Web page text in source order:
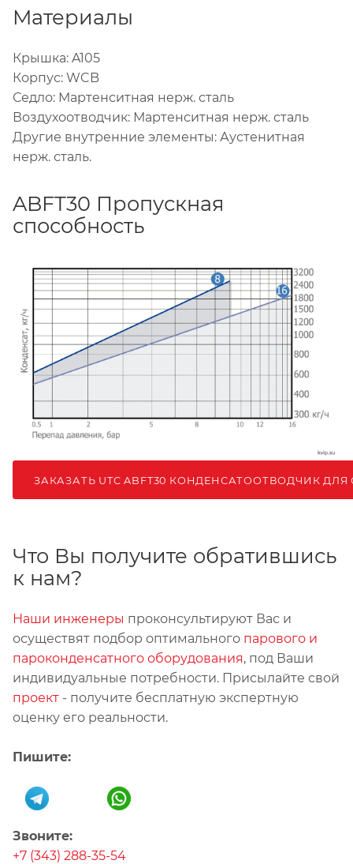
Mатериалы
Крышка: A105
Корпус: WCB
Седло: Maртенситная нерж. сталь
Воздухоотводчик: Мартенситная нерж. сталь
Другие внутренние элементы: Аустенитная
нерж. сталь.
ABFT30 Пропускная
способность
ЗАКАЗАТЬ UTC ABFT30 КОНДЕНСАТООТВОДЧИК
Что Вы получите обратившись
к нам?
Наши инженеры проконсультируют Вас и
осуществят подбор оптимального парового и
пароконденсатного оборудования, под Ваши
индивидуальные потребности. Присылайте свой
проект - получите бесплатную экспертную
оценку его реальности.
Пишите:
Звоните:
+7 (343) 288-35-54